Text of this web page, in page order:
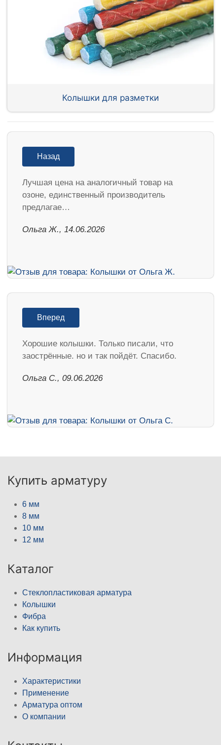
Колышки для разметки
Назад
Лучшая цена на аналогичный товар на
озоне, единственный производитель
предлагае…
Ольга Ж., 14.06.2026
Вперед
Хорошие колышки. Только писали, что
заострённые. но и так пойдёт. Спасибо.
Ольга С., 09.06.2026
Купить арматуру
6 мм
8 мм
10 мм
12 мм
Каталог
Стеклопластиковая арматура
Колышки
Фибра
Как купить
Информация
Характеристики
Применение
Арматура оптом
О компании